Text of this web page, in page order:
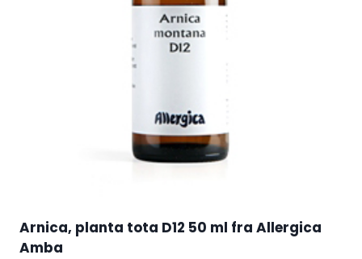
Arnica, planta tota D12 50 ml fra Allergica
Amba